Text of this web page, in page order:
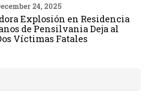
24, 2025
Explosión en Residencia
de Pensilvania Deja al
Víctimas Fatales